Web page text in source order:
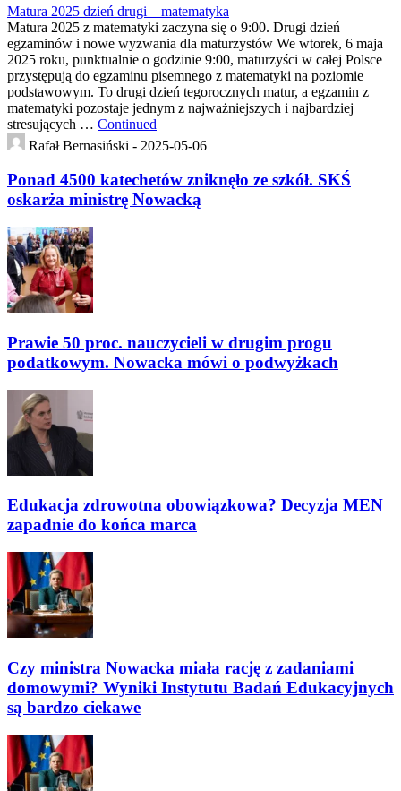
Matura 2025 dzień drugi – matematyka
Matura 2025 z matematyki zaczyna się o 9:00. Drugi dzień
egzaminów i nowe wyzwania dla maturzystów We wtorek, 6 maja
2025 roku, punktualnie o godzinie 9:00, maturzyści w całej Polsce
przystępują do egzaminu pisemnego z matematyki na poziomie
podstawowym. To drugi dzień tegorocznych matur, a egzamin z
matematyki pozostaje jednym z najważniejszych i najbardziej
stresujących … Continued
Rafał Bernasiński - 2025-05-06
Ponad 4500 katechetów zniknęło ze szkół. SKŚ
oskarża ministrę Nowacką
Prawie 50 proc. nauczycieli w drugim progu
podatkowym. Nowacka mówi o podwyżkach
Edukacja zdrowotna obowiązkowa? Decyzja MEN
zapadnie do końca marca
Czy ministra Nowacka miała rację z zadaniami
domowymi? Wyniki Instytutu Badań Edukacyjnych
są bardzo ciekawe